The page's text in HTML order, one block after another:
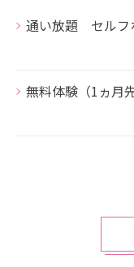
通い放題 セルフ
無料体験（1ヵ月